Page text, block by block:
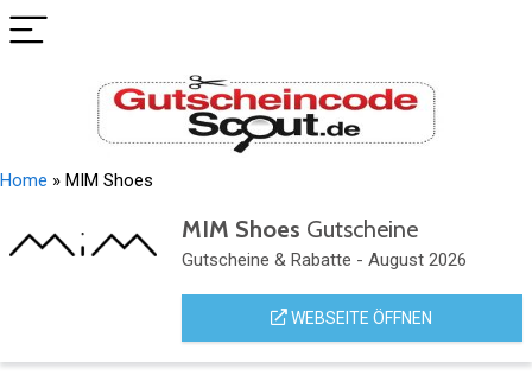
Home » MIM Shoes
MIM Shoes Gutscheine
Gutscheine & Rabatte - August 2026
WEBSEITE ÖFFNEN